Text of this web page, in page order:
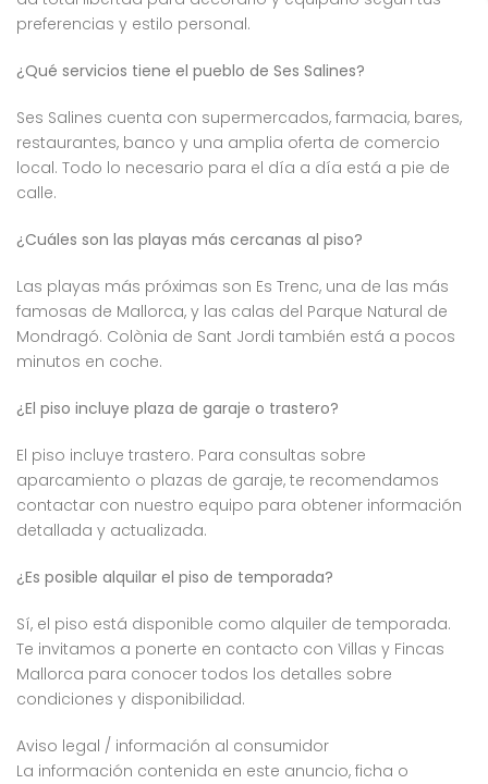
preferencias y estilo personal.
¿Qué servicios tiene el pueblo de Ses Salines?
Ses Salines cuenta con supermercados, farmacia, bares,
restaurantes, banco y una amplia oferta de comercio
local. Todo lo necesario para el día a día está a pie de
calle.
¿Cuáles son las playas más cercanas al piso?
Las playas más próximas son Es Trenc, una de las más
famosas de Mallorca, y las calas del Parque Natural de
Mondragó. Colònia de Sant Jordi también está a pocos
minutos en coche.
¿El piso incluye plaza de garaje o trastero?
El piso incluye trastero. Para consultas sobre
aparcamiento o plazas de garaje, te recomendamos
contactar con nuestro equipo para obtener información
detallada y actualizada.
¿Es posible alquilar el piso de temporada?
Sí, el piso está disponible como alquiler de temporada.
Te invitamos a ponerte en contacto con Villas y Fincas
Mallorca para conocer todos los detalles sobre
condiciones y disponibilidad.
Aviso legal / información al consumidor
La información contenida en este anuncio, ficha o